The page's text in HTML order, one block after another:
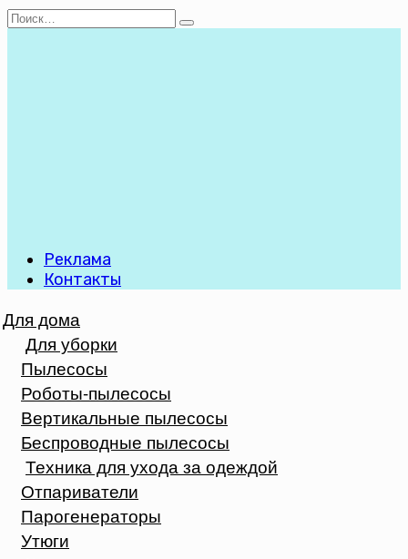
Перейти
Search
Реклама
Контакты
Для дома
Для уборки
Пылесосы
Роботы-пылесосы
Вертикальные пылесосы
Беспроводные пылесосы
Техника для ухода за одеждой
Отпариватели
Парогенераторы
Утюги